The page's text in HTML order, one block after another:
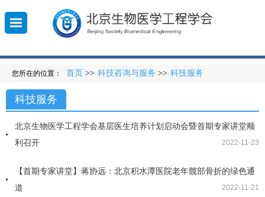
录
您所在的位置： 首页 >> 科技咨询与服务 >> 科技服务
科技服务
北京生物医学工程学会基层医生培养计划启动会暨首期专家讲堂顺
利召开
2022-11-23
【首期专家讲堂】蒋协远：北京积水潭医院老年髋部骨折的绿色通
道
2022-11-21